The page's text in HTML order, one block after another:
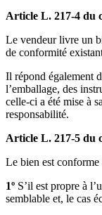
Article L. 217-4 du
Le vendeur livre un
de conformité
Il répond également
l’emballage, des
celle-ci a été mise à
responsabilité.
Article L. 217-5 du
Le bien est conforme
1º S’il est propre à
semblable et, le cas